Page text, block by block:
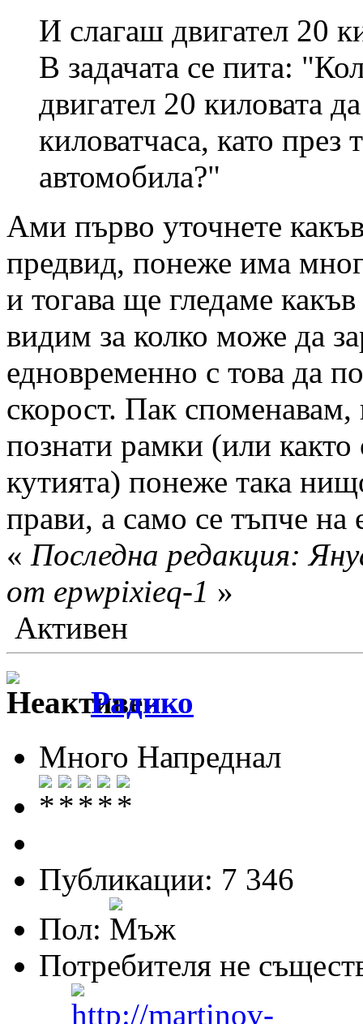
И слагаш двигател 20
В задачата се пита:
двигател 20 киловата
киловатчаса, като през
автомобила?"
Ами първо уточнете
предвид, понеже има
и тогава ще гледаме
видим за колко може да
едновременно с това да
скорост. Пак
познати рамки (или както
кутията) понеже така
прави, а само се тъпче на
« Последна редакция:
от epwpixieq-1 »
Активен
Радико
Много Напреднал
Публикации: 7 346
Пол:
Потребителя не